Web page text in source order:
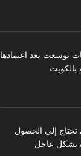
توسعت بعد اعتمادها
بالكويت
تحتاج إلى الحصول
بشكل عاجل